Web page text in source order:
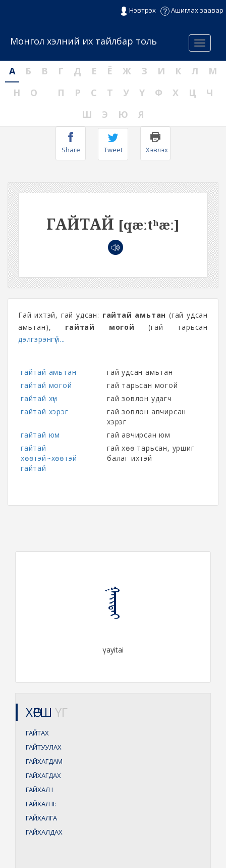
Нэвтрэх Ашиглах заавар
Menu
Монгол хэлний их тайлбар толь
А Б В Г Д Е Ё Ж З И К Л
М
Н
О П Р С Т У Ү Ф Х Ц
Ч
Ш
Э Ю Я
Share Tweet Хэвлэх
ГАЙТАЙ [qæːtʰæː]
Гай ихтэй, гай удсан: гайтай амьтан (гай удсан
амьтан), гайтай могой (гай тарьсан
дэлгэрэнгүй...
гайтай амьтан
гай удсан амьтан
гайтай могой
гай тарьсан могой
гайтай хүн
гай зовлон удагч
гайтай хэрэг
гай зовлон авчирсан
хэрэг
гайтай юм
гай авчирсан юм
гайтай
хөөтэй~хөөтэй
гайтай
гай хөө тарьсан, уршиг
балаг ихтэй
ᠭᠠᠶᠢᠲᠠᠶ
γayitai
ХӨРШ ҮГ
ГАЙТАХ
ГАЙТУУЛАХ
ГАЙХАГДАМ
ГАЙХАГДАХ
ГАЙХАЛ I
ГАЙХАЛ II:
ГАЙХАЛГА
ГАЙХАЛДАХ